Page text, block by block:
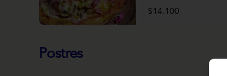
$14.100
Postres